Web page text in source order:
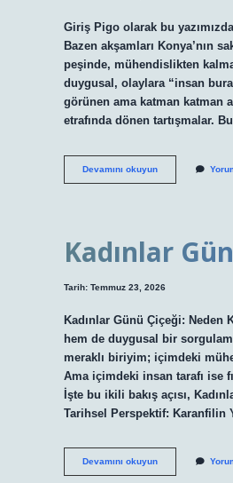
Giriş Pigo olarak bu
Bazen akşamları Konya’nın
peşinde, mühendislikten
duygusal, olaylara “insan
görünen ama katman katman
etrafında dönen tartışmalar.
Devamını okuyunKim
yasakladı
Kadınlar
Tarih: Temmuz 23, 2026
Kadınlar Günü Çiçeği: Neden
hem de duygusal bir
meraklı biriyim; içimdeki
Ama içimdeki insan tarafı ise
İşte bu ikili bakış açısı,
Tarihsel Perspektif: Karanfilin
Devamını okuyunKadınlar
Günü